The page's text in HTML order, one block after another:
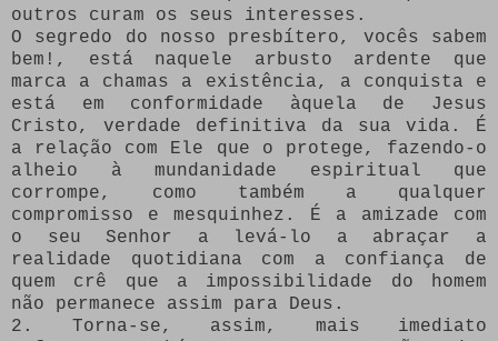
outros curam os seus interesses.
O segredo do nosso presbítero, vocês sabem
bem!, está naquele arbusto ardente que
marca a chamas a existência, a conquista e
está em conformidade àquela de Jesus
Cristo, verdade definitiva da sua vida. É
a relação com Ele que o protege, fazendo-o
alheio à mundanidade espiritual que
corrompe, como também a qualquer
compromisso e mesquinhez. É a amizade com
o seu Senhor a levá-lo a abraçar a
realidade quotidiana com a confiança de
quem crê que a impossibilidade do homem
não permanece assim para Deus.
2. Torna-se, assim, mais imediato